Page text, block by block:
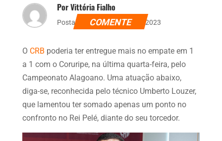
Por Vittória Fialho
Postado dia 26 de janeiro de 2023
COMENTE
O CRB poderia ter entregue mais no empate em 1
a 1 com o Coruripe, na última quarta-feira, pelo
Campeonato Alagoano. Uma atuação abaixo,
diga-se, reconhecida pelo técnico Umberto Louzer,
que lamentou ter somado apenas um ponto no
confronto no Rei Pelé, diante do seu torcedor.